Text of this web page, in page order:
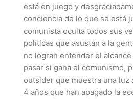
está en juego y
conciencia de lo que se está
comunista oculta todos sus
políticas que asustan a la
no logran entender el
pasar si gana el comunismo,
outsider que muestra una luz
4 años que han apagado la